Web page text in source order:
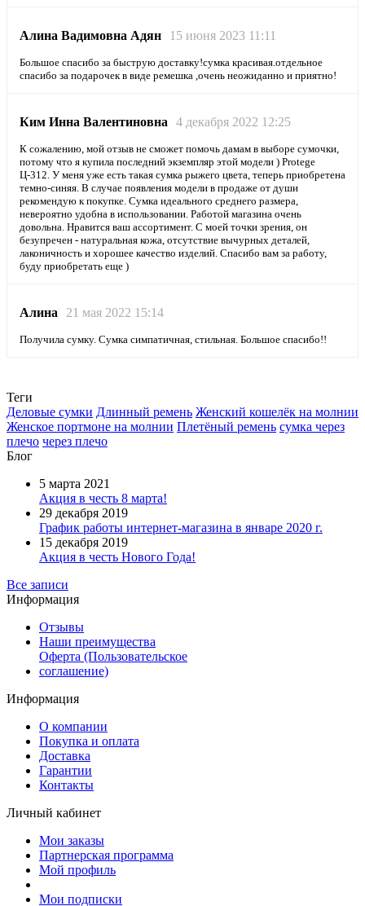
Алина Вадимовна Адян 15 июня 2023 11:11
Большое спасибо за быструю доставку!сумка красивая.отдельное
спасибо за подарочек в виде ремешка ,очень неожиданно и приятно!
Ким Инна Валентиновна 4 декабря 2022 12:25
К сожалению, мой отзыв не сможет помочь дамам в выборе сумочки,
потому что я купила последний экземпляр этой модели ) Protege
Ц-312. У меня уже есть такая сумка рыжего цвета, теперь приобретена
темно-синяя. В случае появления модели в продаже от души
рекомендую к покупке. Сумка идеального среднего размера,
невероятно удобна в использовании. Работой магазина очень
довольна. Нравится ваш ассортимент. С моей точки зрения, он
безупречен - натуральная кожа, отсутствие вычурных деталей,
лаконичность и хорошее качество изделий. Спасибо вам за работу,
буду приобретать еще )
Алина 21 мая 2022 15:14
Получила сумку. Сумка симпатичная, стильная. Большое спасибо!!
Теги
Деловые сумки Длинный ремень Женский кошелёк на молнии
Женское портмоне на молнии Плетёный ремень сумка через
плечо через плечо
Блог
5 марта 2021
Акция в честь 8 марта!
29 декабря 2019
График работы интернет-магазина в январе 2020 г.
15 декабря 2019
Акция в честь Нового Года!
Все записи
Информация
Отзывы
Наши преимущества
Оферта (Пользовательское
соглашение)
Информация
О компании
Покупка и оплата
Доставка
Гарантии
Контакты
Личный кабинет
Мои заказы
Партнерская программа
Мой профиль
Мои подписки